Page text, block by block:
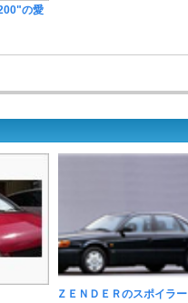
の愛
ＺＥＮＤＥＲのスポイラー